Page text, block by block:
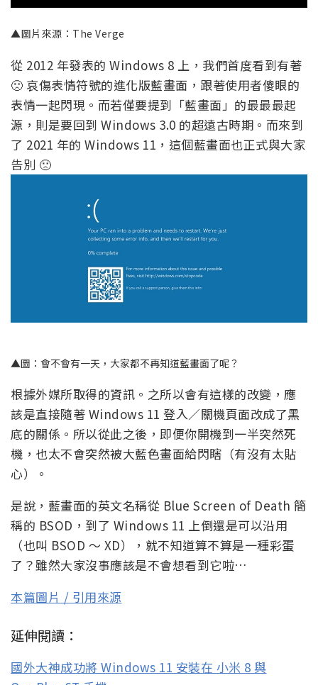
▲圖片來源：The Verge
從 2012 年發表的 Windows 8 上，我們首度看到有著
🙁 哀傷表情符號的進化版藍畫面，跟著使用者傻眼的
表情一起閃現。而若僅要提到「藍畫面」的最最最起
源，則是要回到 Windows 3.0 的超遠古時期。而來到
了 2021 年的 Windows 11，這個藍畫面也正式與大家
告別 🙁
▲圖：會不會有一天，大家都不再知道藍畫面了呢？
根據外媒所取得的資訊。之所以會有這樣的改變，應
該是直接隨著 Windows 11 登入／關機頁面改成了黑
底的關係。所以從此之後，即便你開機到一半突然死
機，也太不會突然被大藍色畫面給閃瞎（有沒有太貼
心）。
是說，藍畫面的英文名稱從 Blue Screen of Death 簡
稱的 BSOD，到了 Windows 11 上倒還是可以沿用
（也叫 BSOD ～ XD），就不知道算不算是一種彩蛋
了？雖然大家沒事應該是不會想看到它啦…
本篇圖片 / 引用來源
延伸閱讀：
國外大神成功將 Windows 11 安裝在 小米 8 與